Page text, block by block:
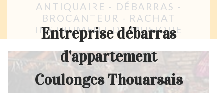
ANTIQUAIRE - DÉBARRAS -
BROCANTEUR - RACHAT
INSTRUMENT DE MUSIQUE
Entreprise débarras
d'appartement
Coulonges Thouarsais